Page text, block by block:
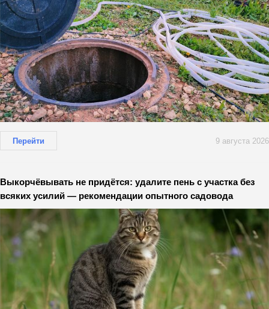
Перейти 9 августа 2026
Выкорчёвывать не придётся: удалите пень с участка без
всяких усилий — рекомендации опытного садовода